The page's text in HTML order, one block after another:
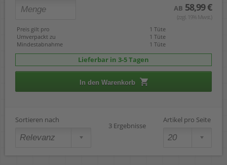
AB 58,99 €
(zzgl. 19% Mwst.)
Preis gilt pro
1 Tüte
Umverpackt zu
1 Tüte
Mindestabnahme
1 Tüte
Lieferbar in 3-5 Tagen
In den Warenkorb
Sortieren nach
3 Ergebnisse
Artikel pro Seite